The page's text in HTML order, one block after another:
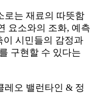
로는 재료의 따뜻함
요소와의 조화, 예측
이 시민들의 감정과
구현할 수 있다는
레오 밸런타인 & 정